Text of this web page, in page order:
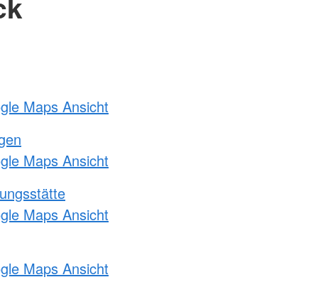
Maps Ansicht
Maps Ansicht
Maps Ansicht
Maps Ansicht